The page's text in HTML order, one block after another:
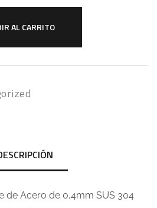
AL CARRITO
de Acero de 0,4mm SUS 304